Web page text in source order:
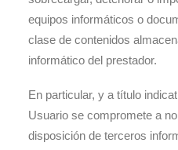
equipos informáticos o
clase de contenidos
informático del prestador.
En particular, y a título
Usuario se compromete a
disposición de terceros